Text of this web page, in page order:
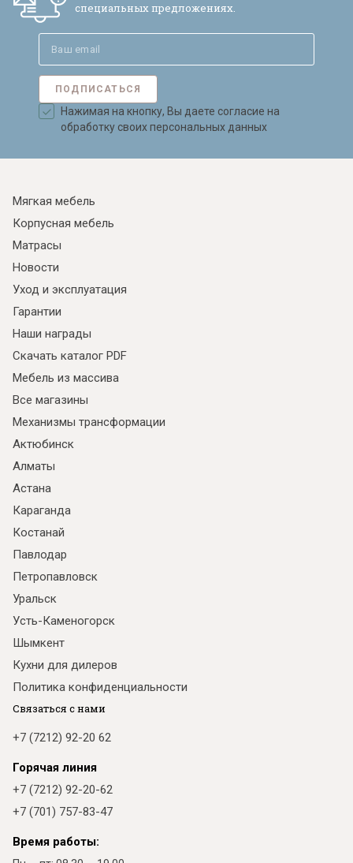
специальных предложениях.
ПОДПИСАТЬСЯ
Нажимая на кнопку, Вы даете согласие на
обработку своих персональных данных
Мягкая мебель
Корпусная мебель
Матрасы
Новости
Уход и эксплуатация
Гарантии
Наши награды
Скачать каталог PDF
Мебель из массива
Все магазины
Механизмы трансформации
Актюбинск
Алматы
Астана
Караганда
Костанай
Павлодар
Петропавловск
Уральск
Усть-Каменогорск
Шымкент
Кухни для дилеров
Политика конфиденциальности
Связаться с нами
+7 (7212) 92-20 62
Горячая линия
+7 (7212) 92-20-62
+7 (701) 757-83-47
Время работы: